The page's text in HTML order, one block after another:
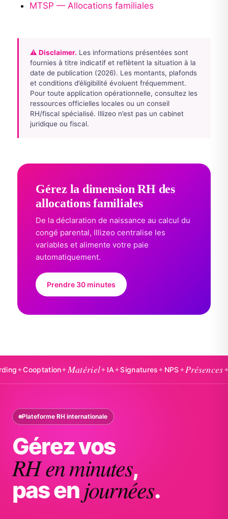
MTSP — Allocations familiales
⚠ Disclaimer. Les informations présentées sont
fournies à titre indicatif et reflètent la situation à la
date de publication (2026). Les montants, plafonds
et conditions d’éligibilité évoluent fréquemment.
Pour toute application opérationnelle, consultez les
ressources officielles locales ou un conseil
RH/fiscal spécialisé. Illizeo n’est pas un cabinet
juridique ou fiscal.
Gérez la dimension RH des
allocations familiales
De la déclaration de naissance au calcul du
congé parental, Illizeo centralise les
variables et alimente votre paie
automatiquement.
Prendre 30 minutes
Cooptation✦Matériel✦IA✦Signatures✦NPS✦Présences✦
Plateforme RH internationale
Gérez vos
RH en minutes,
pas enjournées.